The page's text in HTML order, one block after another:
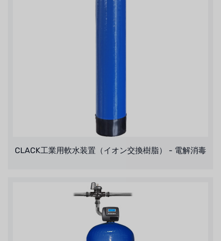
CLACK工業用軟水装置（イオン交換樹脂） - 電解消毒